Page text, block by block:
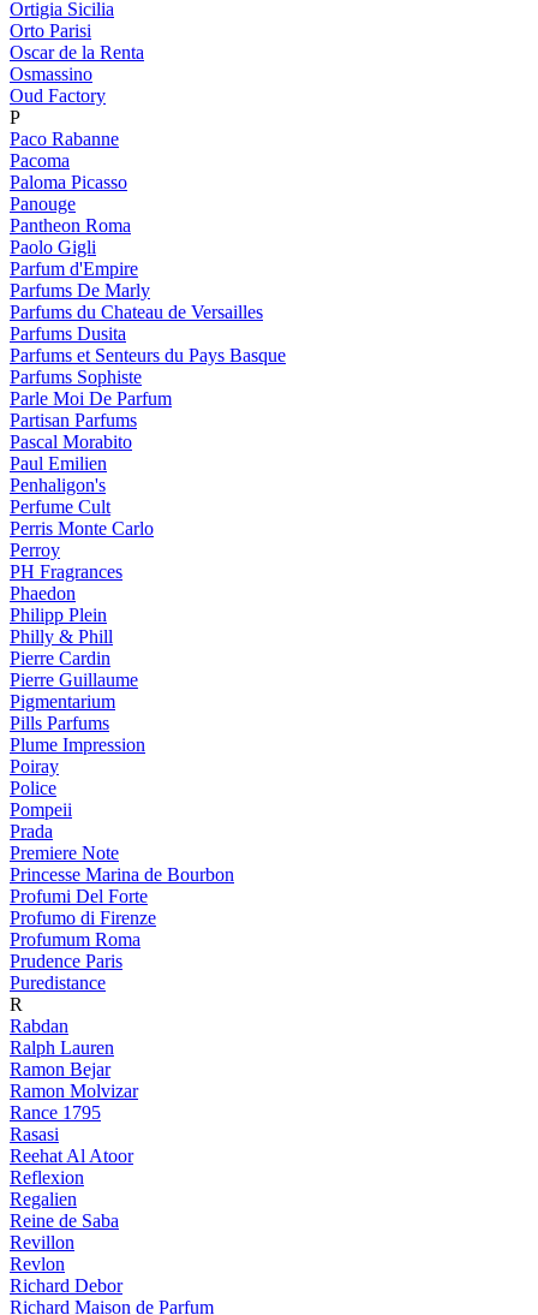
Ortigia Sicilia
Orto Parisi
Oscar de la Renta
Osmassino
Oud Factory
P
Paco Rabanne
Pacoma
Paloma Picasso
Panouge
Pantheon Roma
Paolo Gigli
Parfum d'Empire
Parfums De Marly
Parfums du Chateau de Versailles
Parfums Dusita
Parfums et Senteurs du Pays Basque
Parfums Sophiste
Parle Moi De Parfum
Partisan Parfums
Pascal Morabito
Paul Emilien
Penhaligon's
Perfume Cult
Perris Monte Carlo
Perroy
PH Fragrances
Phaedon
Philipp Plein
Philly & Phill
Pierre Cardin
Pierre Guillaume
Pigmentarium
Pills Parfums
Plume Impression
Poiray
Police
Pompeii
Prada
Premiere Note
Princesse Marina de Bourbon
Profumi Del Forte
Profumo di Firenze
Profumum Roma
Prudence Paris
Puredistance
R
Rabdan
Ralph Lauren
Ramon Bejar
Ramon Molvizar
Rance 1795
Rasasi
Reehat Al Atoor
Reflexion
Regalien
Reine de Saba
Revillon
Revlon
Richard Debor
Richard Maison de Parfum